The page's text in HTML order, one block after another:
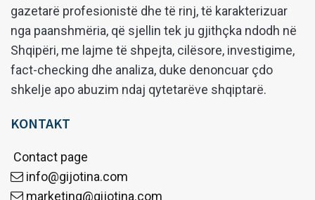
gazetarë profesionistë dhe të rinj, të karakterizuar
nga paanshmëria, që sjellin tek ju gjithçka ndodh në
Shqipëri, me lajme të shpejta, cilësore, investigime,
fact-checking dhe analiza, duke denoncuar çdo
shkelje apo abuzim ndaj qytetarëve shqiptarë.
KONTAKT
Contact page
info@gijotina.com
marketing@gijotina.com